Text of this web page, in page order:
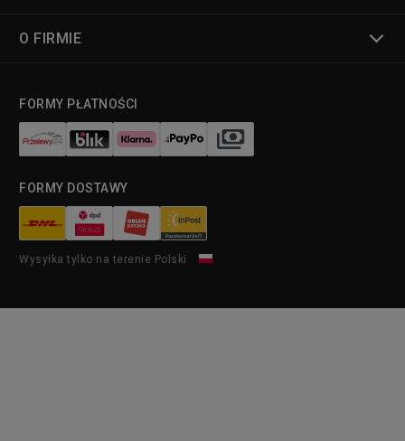
O FIRMIE
FORMY PŁATNOŚCI
FORMY DOSTAWY
Wysyłka tylko na terenie Polski